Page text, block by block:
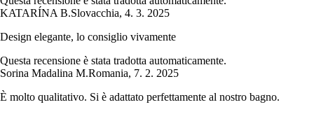
KATARÍNA B.Slovacchia, 4. 3. 2025
Design elegante, lo consiglio vivamente
Questa recensione è stata tradotta automaticamente.
Sorina Madalina M.Romania, 7. 2. 2025
È molto qualitativo. Si è adattato perfettamente al nostro bagno.